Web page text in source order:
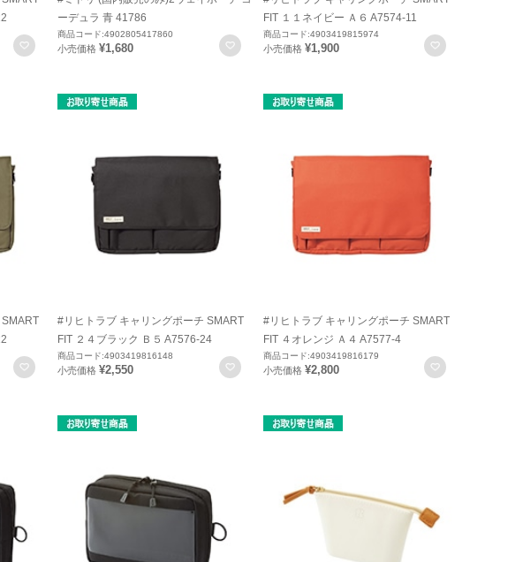
お気に入りに登録
ーデュラ 青 41786
商品コード:4902805417860
小売価格 ¥1,680 お気に入りに登録
FIT １１ネイビー Ａ６ A7574-11
商品コード:4903419815974
小売価格 ¥1,900
お気に入りに登録
#リヒトラブ キャリングポーチ SMART
FIT ２４ブラック Ｂ５ A7576-24
商品コード:4903419816148
小売価格 ¥2,550 お気に入りに登録
#リヒトラブ キャリングポーチ SMART
FIT ４オレンジ Ａ４ A7577-4
商品コード:4903419816179
小売価格 ¥2,800